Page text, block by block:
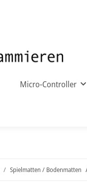
Micro-Controller
Spielmatten / Bodenmatten